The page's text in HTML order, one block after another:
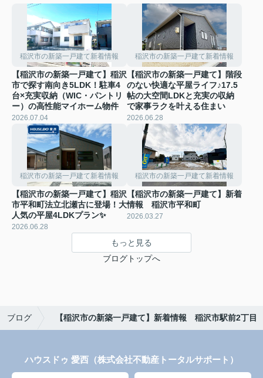
稲沢市の新築一戸建て新着情報
【稲沢市の新築一戸建て】稲沢
市で探す南向き5LDK！駐車4
台×充実収納（WIC・パントリ
ー）の高性能マイホーム物件
2026.07.04
稲沢市の新築一戸建て新着情報
【稲沢市の新築一戸建て】階段
のない快適な平屋ライフ♪17.5
帖の大空間LDKと充実の収納
で家事ラクを叶える住まい️
2026.06.28
稲沢市の新築一戸建て新着情報
【稲沢市の新築一戸建て】稲沢
市平和町法立北瀬古に登場！大
人気の平屋4LDKプラン✨
2026.06.28
稲沢市の新築一戸建て新着情報
【稲沢市の新築一戸建て】新着
情報 稲沢市平和町
2026.03.27
もっと見る
ブログトップへ
ブログ 【稲沢市の新築一戸建て】新着情報 稲沢市駅前2丁目
ハウスドゥ 愛西（株式会社不動産トータルサポート）